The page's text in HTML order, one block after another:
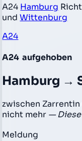
A24 Hamburg
undWittenburg
A24
A24 aufgehoben
Hamburg →
zwischen
nicht mehr —
Meldung